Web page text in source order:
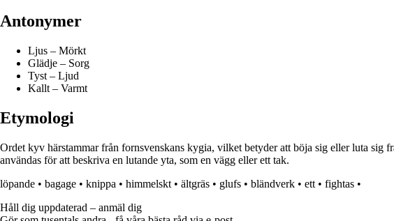
Antonymer
Ljus – Mörkt
Glädje – Sorg
Tyst – Ljud
Kallt – Varmt
Etymologi
Ordet kyv härstammar från fornsvenskans kygia, vilket betyder att böja sig eller luta sig
användas för att beskriva en lutande yta, som en vägg eller ett tak.
löpande • bagage • knippa • himmelskt • ältgräs • glufs • bländverk • ett • fightas •
Håll dig uppdaterad – anmäl dig